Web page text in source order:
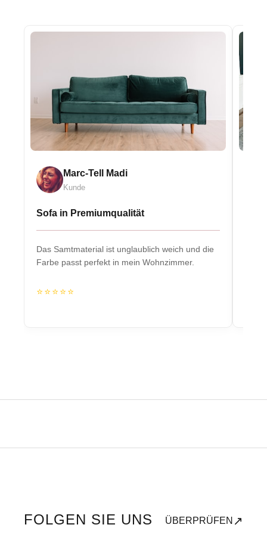
Marc-Tell Madi
Kunde
Sofa in Premiumqualität
Das Samtmaterial ist unglaublich weich und die
Farbe passt perfekt in mein Wohnzimmer.
⭐⭐⭐⭐⭐
FOLGEN SIE UNS ÜBERPRÜFEN ↗